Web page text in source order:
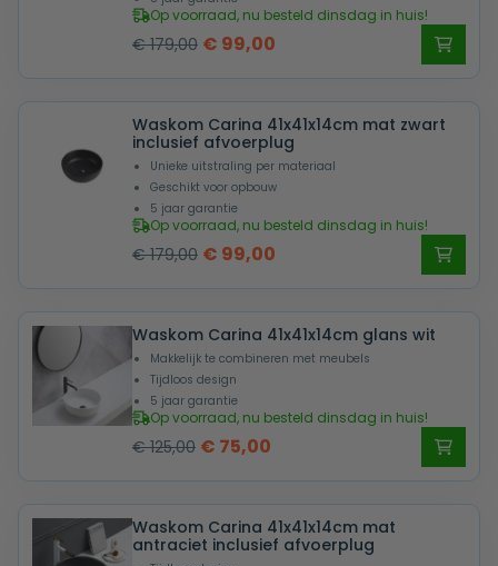
Op voorraad, nu besteld dinsdag in huis!
€179,00 Oorspronkelijke
was:
€ 179,00.
€ 99,00
is:
€ 99,00.
Waskom Carina 41x41x14cm mat zwart
inclusief afvoerplug
Unieke uitstraling per materiaal
Geschikt voor opbouw
5 jaar garantie
Op voorraad, nu besteld dinsdag in huis!
€179,00 Oorspronkelijke
was:
€ 179,00.
€ 99,00
is:
€ 99,00.
Waskom Carina 41x41x14cm glans wit
Makkelijk te combineren met meubels
Tijdloos design
5 jaar garantie
Op voorraad, nu besteld dinsdag in huis!
€125,00 Oorspronkelijke
was:
€ 125,00.
€ 75,00
is:
€ 75,00.
Waskom Carina 41x41x14cm mat
antraciet inclusief afvoerplug